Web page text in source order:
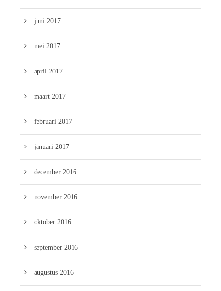
juni 2017
mei 2017
april 2017
maart 2017
februari 2017
januari 2017
december 2016
november 2016
oktober 2016
september 2016
augustus 2016